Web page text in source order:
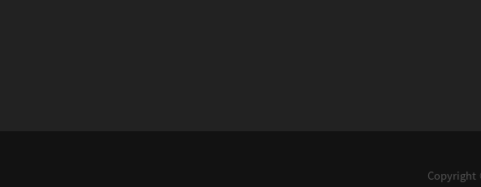
Copyright